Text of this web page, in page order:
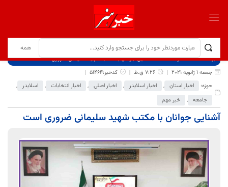
برگ نخست نوشته‌ها
آشنایی جوانان با مکتب شهید سلیمانی ضروری است
جمعه 1 ژانویه 2021
7:26 ق.ظ
کدخبر:51464
حوزه:
اخبار استان , اخبار اسلایدر , اخبار اصلی , اخبار انتخابات , اسلایدر
,
جامعه , خبر مهم
آشنایی جوانان با مکتب شهید سلیمانی ضروری است